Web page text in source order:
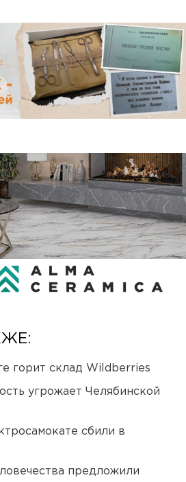
горит склад Wildberries
угрожает Челябинской
сбили в
предложили